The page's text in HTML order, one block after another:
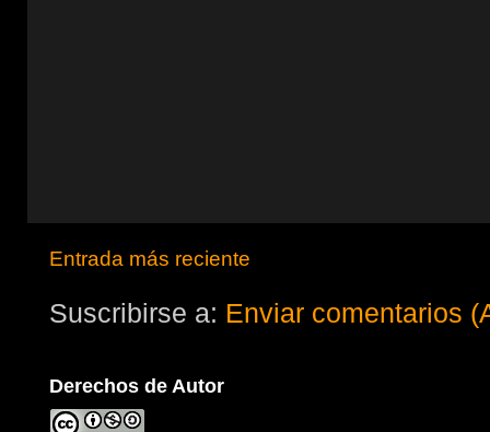
Entrada más reciente
Suscribirse a: Enviar comentarios
Derechos de Autor